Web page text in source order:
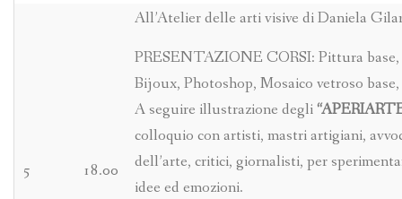
5 18.00
All’Atelier delle arti visive di Daniela
PRESENTAZIONE CORSI: Pittura
Bijoux, Photoshop, Mosaico vetroso
A seguire illustrazione degli
colloquio con artisti, mastri artigiani,
dell’arte, critici, giornalisti, per
idee ed emozioni.